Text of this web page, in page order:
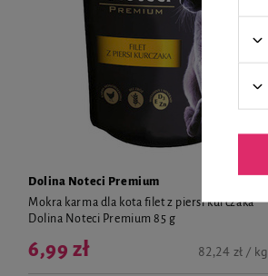
Dolina Noteci Premium
Mokra karma dla kota filet z piersi kurczaka
Dolina Noteci Premium 85 g
6,99 zł 82,24 zł / kg